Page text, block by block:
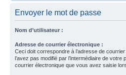
Envoyer le mot de passe
Nom d’utilisateur :
Adresse de courrier électronique :
Ceci doit correspondre à l’adresse de
l’avez pas modifié par l’intermédiaire de votre
courrier électronique que vous avez saisie